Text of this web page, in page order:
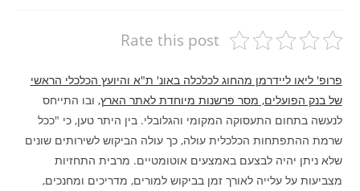
Rate this post
פרופ' ליאו ליידרמן מהחוג לכלכלה באונ' ת"א והיועץ הכלכלי הראשי
של בנק הפועלים, מסר פרשנות מיוחדת לאתר הארץ, ובו התייחס
לנעשה בתחום התעסוקה המקומי והגלובלי. בין היתר טען, כי "ככל
שרמת ההתפתחות הכלכלית עולה, כך עולה הביקוש לשירותים שונים
שלא ניתן יהיה לבצעם באמצעים אוטומטיים. מרבית התחזיות
מצביעות על עלייה לאורך זמן בביקוש למורים, מדריכים ומחנכים,